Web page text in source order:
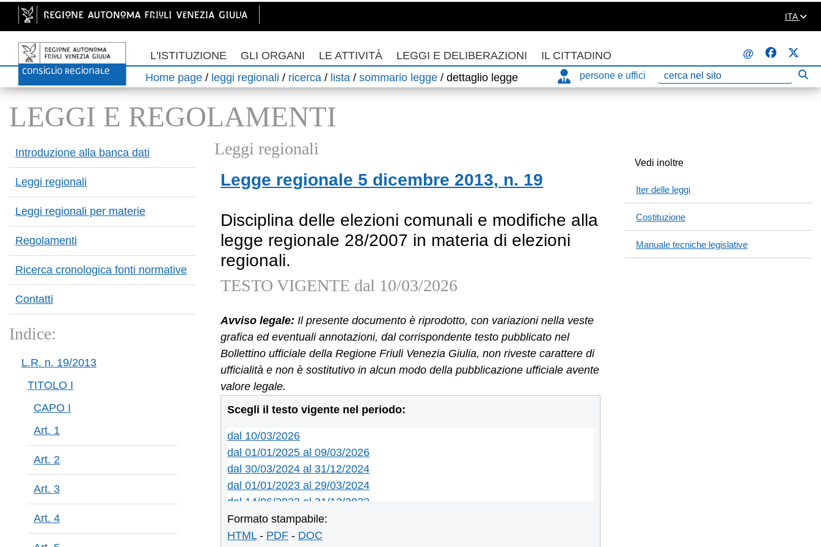
ITA
L'ISTITUZIONE GLI ORGANI LE ATTIVITÀ LEGGI E DELIBERAZIONI IL CITTADINO
@
Home page / leggi regionali / ricerca / lista / sommario legge / dettaglio legge persone e uffici
Ricerca
LEGGI E REGOLAMENTI
Introduzione alla banca dati
Leggi regionali
Leggi regionali per materie
Regolamenti
Ricerca cronologica fonti normative
Contatti
Indice:
L.R. n. 19/2013
TITOLO I
CAPO I
Art. 1
Art. 2
Art. 3
Art. 4
Leggi regionali
Legge regionale 5 dicembre 2013, n. 19
Disciplina delle elezioni comunali e modifiche alla
legge regionale 28/2007 in materia di elezioni
regionali.
TESTO VIGENTE dal 10/03/2026
Avviso legale: Il presente documento è riprodotto, con variazioni nella veste
grafica ed eventuali annotazioni, dal corrispondente testo pubblicato nel
Bollettino ufficiale della Regione Friuli Venezia Giulia, non riveste carattere di
ufficialità e non è sostitutivo in alcun modo della pubblicazione ufficiale avente
valore legale.
Scegli il testo vigente nel periodo:
dal 10/03/2026
dal 01/01/2025 al 09/03/2026
dal 30/03/2024 al 31/12/2024
dal 01/01/2023 al 29/03/2024
dal 14/06/2022 al 31/12/2022
dal 16/03/2022 al 13/06/2022
dal 20/05/2021 al 15/03/2022
Formato stampabile:
HTML- PDF - DOC
Vedi inoltre
Iter delle leggi
Costituzione
Manuale tecniche legislative